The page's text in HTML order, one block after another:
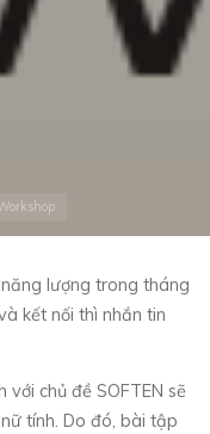
lượng trong tháng
kết nối thì nhắn tin
chủ đề SOFTEN sẽ
tính. Do đó, bài tập